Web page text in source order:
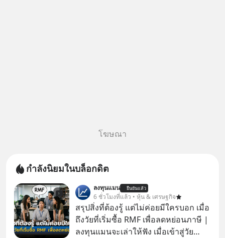
โฆษณา
กำลังนิยมในบล็อกดิต
ลงทุนแมน ยืนยันแล้ว
6 ชั่วโมงที่แล้ว • หุ้น & เศรษฐกิจ
สรุปสิ่งที่ต้องรู้ แต่ไม่ค่อยมีใครบอก เมื่อ
ถึงวัยที่เริ่มซื้อ RMF เพื่อลดหย่อนภาษี |
ลงทุนแมนจะเล่าให้ฟัง เมื่อเข้าสู่วัย